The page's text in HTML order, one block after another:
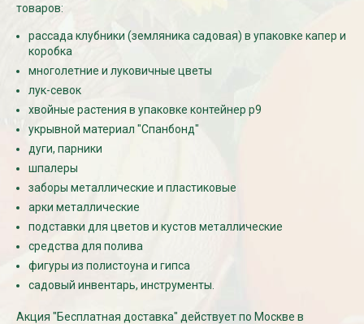
товаров:
рассада клубники (земляника садовая) в упаковке капер и
коробка
многолетние и луковичные цветы
лук-севок
хвойные растения в упаковке контейнер р9
укрывной материал "Спанбонд"
дуги, парники
шпалеры
заборы металлические и пластиковые
арки металлические
подставки для цветов и кустов металлические
средства для полива
фигуры из полистоуна и гипса
садовый инвентарь, инструменты.
Акция "Бесплатная доставка" действует по Москве в